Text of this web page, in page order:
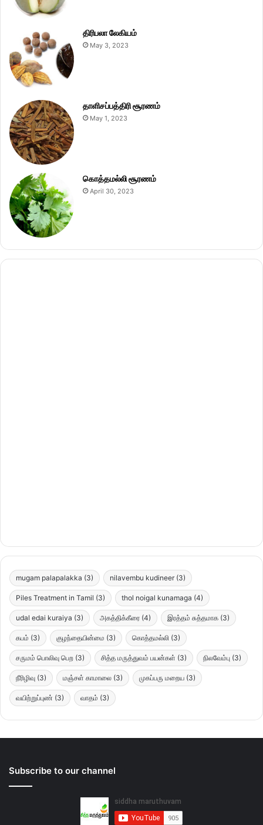
திரிபலா லேகியம்
May 3, 2023
தாளிசப்பத்திரி சூரணம்
May 1, 2023
கொத்தமல்லி சூரணம்
April 30, 2023
mugam palapalakka (3) nilavembu kudineer (3)
Piles Treatment in Tamil (3) thol noigal kunamaga (4)
udal edai kuraiya (3) அகத்திக்கீரை (4) இரத்தம் சுத்தமாக (3)
கபம் (3) குழந்தையின்மை (3) கொத்தமல்லி (3)
சருமம் பொலிவு பெற (3) சித்த மருத்துவம் பயன்கள் (3) நிலவேம்பு (3)
நீரிழிவு (3) மஞ்சள் காமாலை (3) முகப்பரு மறைய (3)
வயிற்றுப்புண் (3) வாதம் (3)
Subscribe to our channel